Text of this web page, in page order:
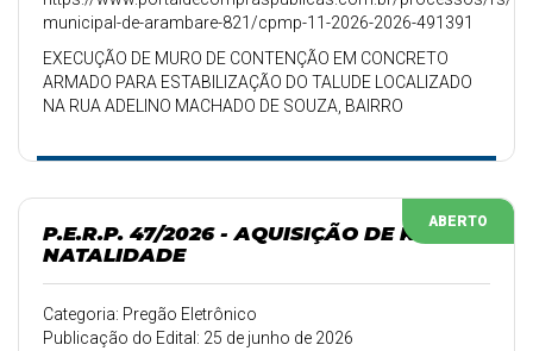
municipal-de-arambare-821/cpmp-11-2026-2026-491391
EXECUÇÃO DE MURO DE CONTENÇÃO EM CONCRETO
ARMADO PARA ESTABILIZAÇÃO DO TALUDE LOCALIZADO
NA RUA ADELINO MACHADO DE SOUZA, BAIRRO
ABERTO
P.E.R.P. 47/2026 - AQUISIÇÃO DE KIT
NATALIDADE
Categoria: Pregão Eletrônico
Publicação do Edital: 25 de junho de 2026